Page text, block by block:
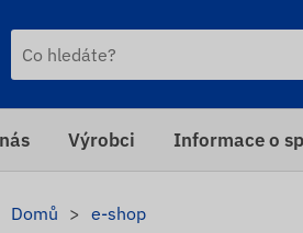
Výrobci Informace o
Domů e-shop